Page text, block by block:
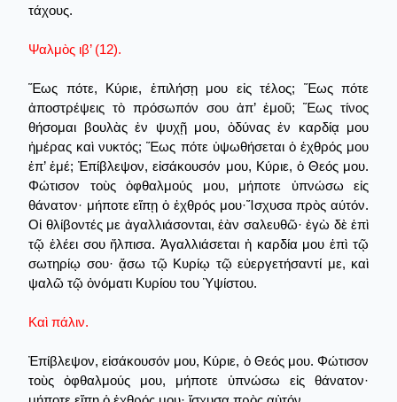
τάχους.
Ψαλμὸς ιβ’ (12).
Ἕως πότε, Κύριε, ἐπιλήσῃ μου εἰς τέλος; Ἕως πότε
ἀποστρέψεις τὸ πρόσωπόν σου ἀπ’ ἐμοῦ; Ἕως τίνος
θήσομαι βουλὰς ἐν ψυχῇ μου, ὀδύνας ἐν καρδίᾳ μου
ἡμέρας καὶ νυκτός; Ἕως πότε ὑψωθήσεται ὁ ἐχθρός μου
ἐπ’ ἐμέ; Ἐπίβλεψον, εἰσάκουσόν μου, Κύριε, ὁ Θεός μου.
Φώτισον τοὺς ὀφθαλμούς μου, μήποτε ὑπνώσω εἰς
θάνατον· μήποτε εἴπῃ ὁ ἐχθρός μου·Ἴσχυσα πρὸς αύτόν.
Οἱ θλίβοντές με ἀγαλλιάσονται, ἐὰν σαλευθῶ· ἐγὼ δὲ ἐπὶ
τῷ ἐλέει σου ἤλπισα. Ἀγαλλιάσεται ἡ καρδία μου ἐπὶ τῷ
σωτηρίῳ σου· ᾄσω τῷ Κυρίῳ τῷ εὐεργετήσαντί με, καὶ
ψαλῶ τῷ ὀνόματι Κυρίου του Ὑψίστου.
Καὶ πάλιν.
Ἐπίβλεψον, εἰσάκουσόν μου, Κύριε, ὁ Θεός μου. Φώτισον
τοὺς ὀφθαλμούς μου, μήποτε ὑπνώσω εἰς θάνατον·